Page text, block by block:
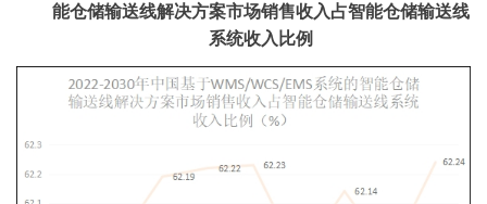
能仓储输送线解决方案市场销售收入占智能仓储输送线
系统收入比例